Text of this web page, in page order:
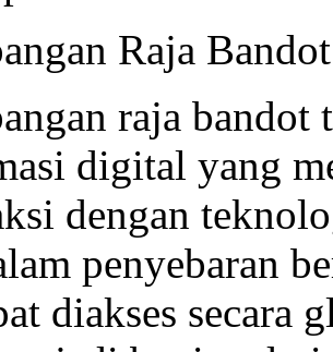
Raja
raja bandot
digital yang
dengan
penyebaran
diakses secara